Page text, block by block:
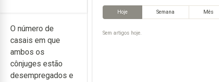
O número de
casais em que
ambos os
cônjuges estão
desempregados e
Hoje Semana Mês
Sem artigos hoje.